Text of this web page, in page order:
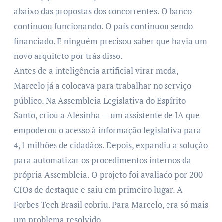
abaixo das propostas dos concorrentes. O banco
continuou funcionando. O país continuou sendo
financiado. E ninguém precisou saber que havia um
novo arquiteto por trás disso.
Antes de a inteligência artificial virar moda,
Marcelo já a colocava para trabalhar no serviço
público. Na Assembleia Legislativa do Espírito
Santo, criou a Alesinha — um assistente de IA que
empoderou o acesso à informação legislativa para
4,1 milhões de cidadãos. Depois, expandiu a solução
para automatizar os procedimentos internos da
própria Assembleia. O projeto foi avaliado por 200
CIOs de destaque e saiu em primeiro lugar. A
Forbes Tech Brasil cobriu. Para Marcelo, era só mais
um problema resolvido.